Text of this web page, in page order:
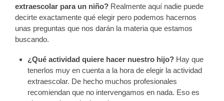
extraescolar para un niño? Realmente aquí nadie puede
decirte exactamente qué elegir pero podemos hacernos
unas preguntas que nos darán la materia que estamos
buscando.
¿Qué actividad quiere hacer nuestro hijo? Hay que
tenerlos muy en cuenta a la hora de elegir la actividad
extraescolar. De hecho muchos profesionales
recomiendan que no intervengamos en nada. Eso es